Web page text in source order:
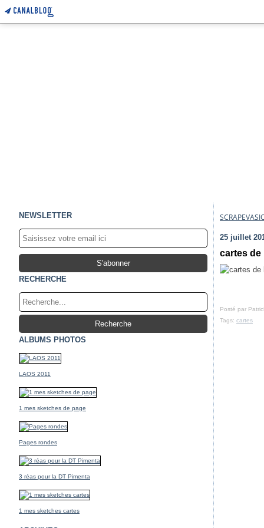
NEWSLETTER
RECHERCHE
ALBUMS PHOTOS
LAOS 2011
1 mes sketches de page
Pages rondes
3 réas pour la DT Pimenta
1 mes sketches cartes
25 juillet
cartes de
Posté par
Tags: cartes